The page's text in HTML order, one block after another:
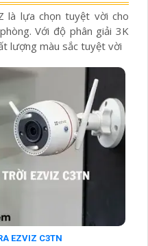
là lựa chọn tuyệt vời cho
Với độ phân giải 3K
lượng màu sắc tuyệt vời
EZVIZ C3TN